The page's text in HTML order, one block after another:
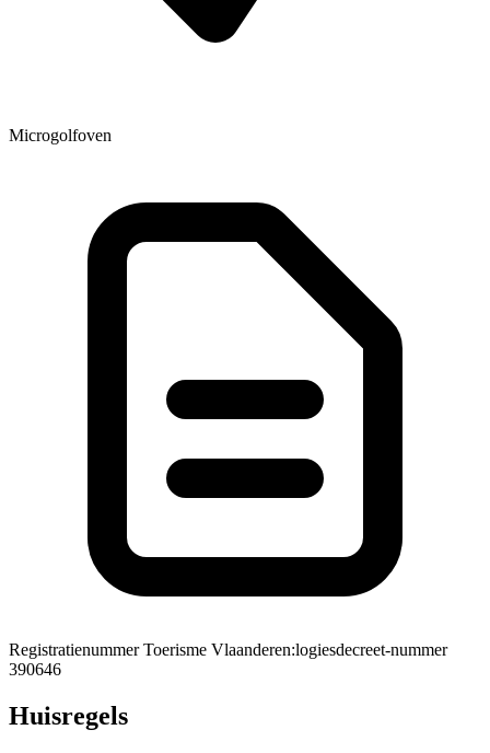
Microgolfoven
Registratienummer Toerisme Vlaanderen:logiesdecreet-nummer
390646
Huisregels